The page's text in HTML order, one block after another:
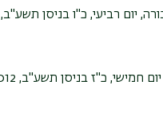
תשע"ב, 18.4.2012, ייפסקו הלימודים בשעה 18:00.